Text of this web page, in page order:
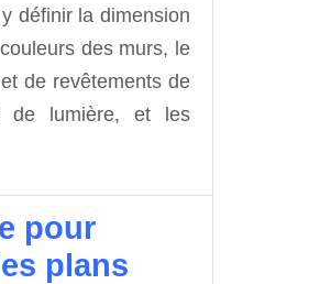
définir la dimension
des murs, le
de revêtements de
de lumière, et les
pour
plans